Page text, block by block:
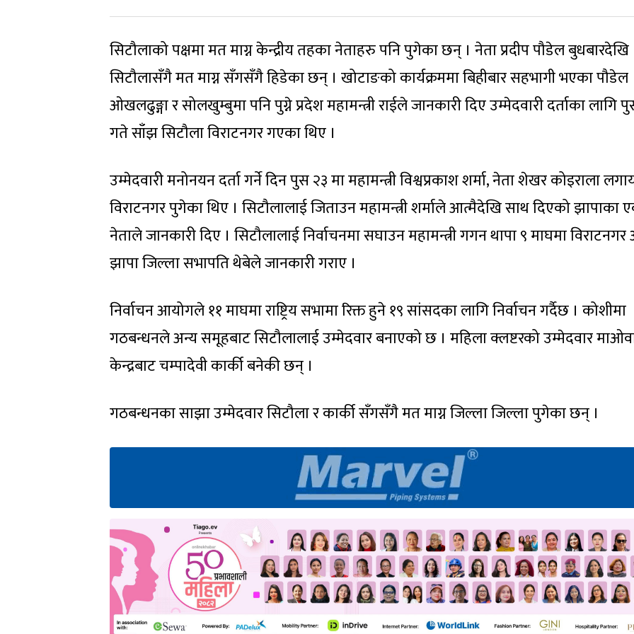
सिटौलाको पक्षमा मत माग्न केन्द्रीय तहका नेताहरु पनि पुगेका छन् । नेता प्रदीप पौडेल बुधबारदेखि
सिटौलासँगै मत माग्न सँगसँगै हिडेका छन् । खोटाङको कार्यक्रममा बिहीबार सहभागी भएका पौडेल
ओखलढुङ्गा र सोलखुम्बुमा पनि पुग्ने प्रदेश महामन्त्री राईले जानकारी दिए उम्मेदवारी दर्ताका लागि
गते साँझ सिटौला विराटनगर गएका थिए ।
उम्मेदवारी मनोनयन दर्ता गर्ने दिन पुस २३ मा महामन्त्री विश्वप्रकाश शर्मा, नेता शेखर कोइराला
विराटनगर पुगेका थिए । सिटौलालाई जिताउन महामन्त्री शर्माले आत्मैदेखि साथ दिएको झापाका
नेताले जानकारी दिए । सिटौलालाई निर्वाचनमा सघाउन महामन्त्री गगन थापा ९ माघमा
झापा जिल्ला सभापति थेबेले जानकारी गराए ।
निर्वाचन आयोगले ११ माघमा राष्ट्रिय सभामा रिक्त हुने १९ सांसदका लागि निर्वाचन गर्दैछ । कोशीमा
गठबन्धनले अन्य समूहबाट सिटौलालाई उम्मेदवार बनाएको छ । महिला क्लष्टरको उम्मेदवार
केन्द्रबाट चम्पादेवी कार्की बनेकी छन् ।
गठबन्धनका साझा उम्मेदवार सिटौला र कार्की सँगसँगै मत माग्न जिल्ला जिल्ला पुगेका छन् ।